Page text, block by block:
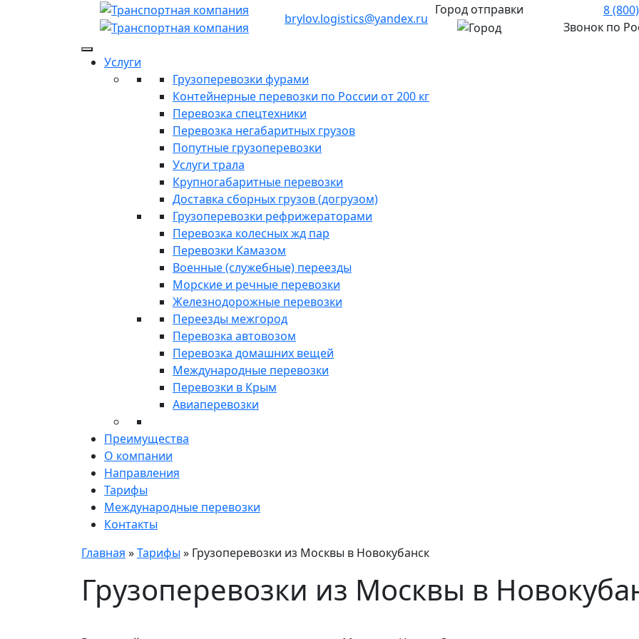
brylov.logistics@yandex.ru
Город отправки
8
Звонок по
Услуги
Грузоперевозки фурами
Контейнерные перевозки по России от 200 кг
Перевозка спецтехники
Перевозка негабаритных грузов
Попутные грузоперевозки
Услуги трала
Крупногабаритные перевозки
Доставка сборных грузов (догрузом)
Грузоперевозки рефрижераторами
Перевозка колесных жд пар
Перевозки Камазом
Военные (служебные) переезды
Морские и речные перевозки
Железнодорожные перевозки
Переезды межгород
Перевозка автовозом
Перевозка домашних вещей
Международные перевозки
Перевозки в Крым
Авиаперевозки
Преимущества
О компании
Направления
Тарифы
Международные перевозки
Контакты
Главная »Тарифы » Грузоперевозки из Москвы в Новокубанск
Грузоперевозки из Москвы в